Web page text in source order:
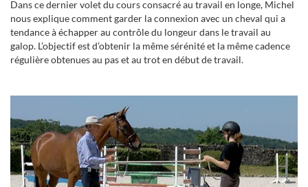
Dans ce dernier volet du cours consacré au travail en longe, Michel
nous explique comment garder la connexion avec un cheval qui a
tendance à échapper au contrôle du longeur dans le travail au
galop. L’objectif est d’obtenir la même sérénité et la même cadence
régulière obtenues au pas et au trot en début de travail.